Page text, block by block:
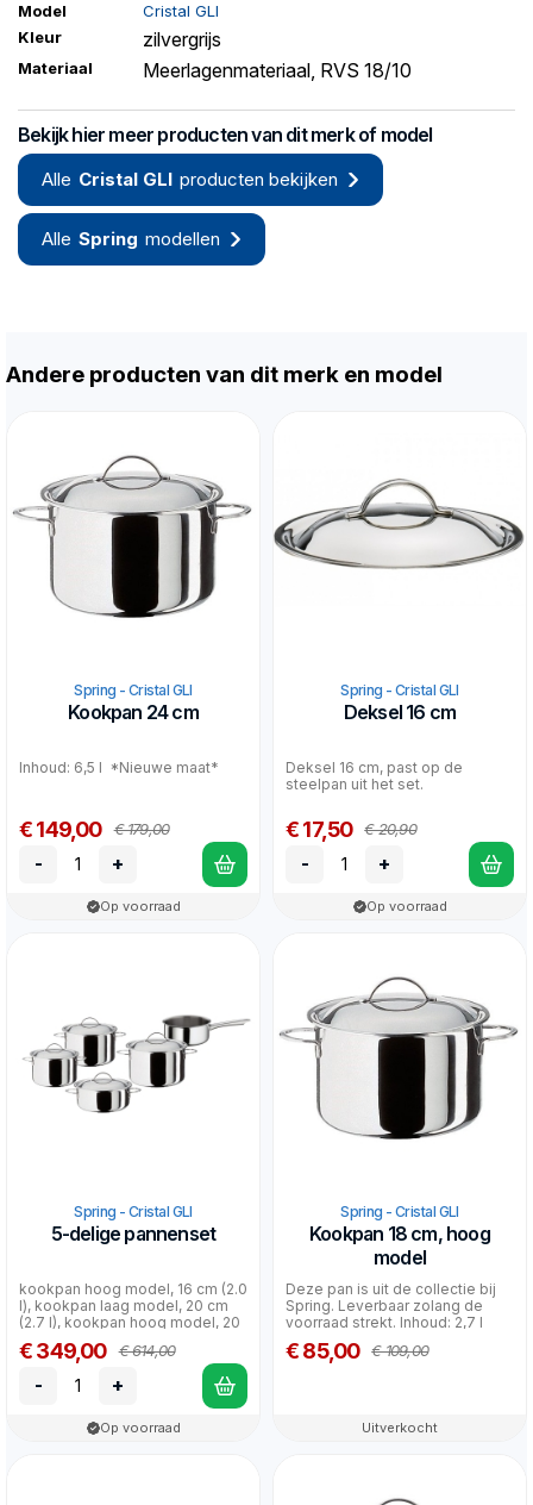
Model
Cristal GLI
Kleur
zilvergrijs
Materiaal Meerlagenmateriaal, RVS 18/10
Bekijk hier meer producten van dit merk of model
Alle Cristal GLI producten bekijken
Alle Spring modellen
Andere producten van dit merk en model
Spring - Cristal GLI
Kookpan 24 cm
Inhoud: 6,5 l *Nieuwe maat*
€ 149,00 € 179,00
- +
Op voorraad
Spring - Cristal GLI
Deksel 16 cm
Deksel 16 cm, past op de
steelpan uit het set.
€ 17,50 € 20,90
- +
Op voorraad
Spring - Cristal GLI
5-delige pannenset
kookpan hoog model, 16 cm (2.0
l), kookpan laag model, 20 cm
(2.7 l), kookpan hoog model, 20
€ 349,00 € 614,00
- +
Op voorraad
Spring - Cristal GLI
Kookpan 18 cm, hoog
model
Deze pan is uit de collectie bij
Spring. Leverbaar zolang de
voorraad strekt. Inhoud: 2,7 l
€ 85,00 € 109,00
Uitverkocht